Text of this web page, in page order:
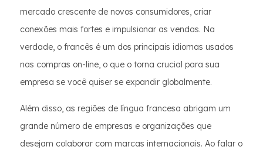
mercado crescente de novos consumidores, criar
conexões mais fortes e impulsionar as vendas. Na
verdade, o francês é um dos principais idiomas usados
nas compras on-line, o que o torna crucial para sua
empresa se você quiser se expandir globalmente.
Além disso, as regiões de língua francesa abrigam um
grande número de empresas e organizações que
desejam colaborar com marcas internacionais. Ao falar o